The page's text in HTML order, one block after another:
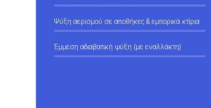
Ψύξη αερισμού σε αποθήκες & εμπορικά κτίρια
Έμμεση αδιαβατική ψύξη (με εναλλάκτη)